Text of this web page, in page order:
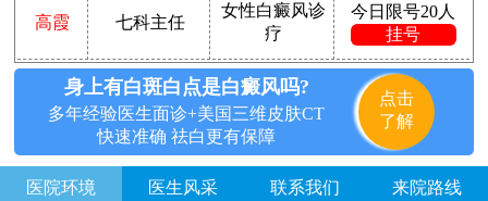
高霞 七科主任
女性白癜风诊
疗
今日限号20人
挂号
身上有白斑白点是白癜风吗?
多年经验医生面诊+美国三维皮肤CT
快速准确 祛白更有保障
点击
了解
医院环境 医生风采 联系我们 来院路线